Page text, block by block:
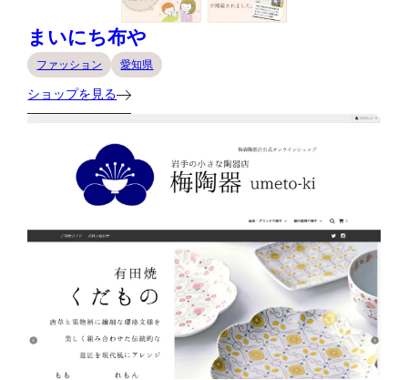
まいにち布や
ファッション 愛知県
ショップを見る